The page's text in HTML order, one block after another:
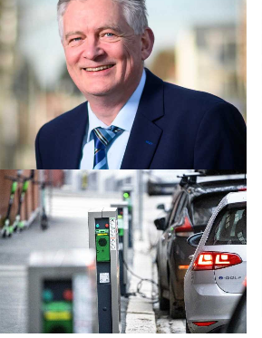
FrP: – Arbeidstilsynets rapport er
knusende